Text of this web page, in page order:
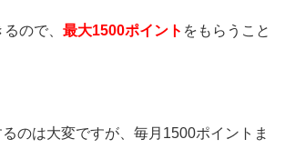
ので、 最大1500ポイント をもらうこと
のは大変ですが、毎月1500ポイントま